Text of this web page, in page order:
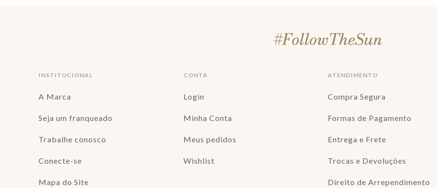
INSTITUCIONAL
A Marca
Seja um franqueado
Trabalhe conosco
Conecte-se
Mapa do Site
CONTA
Login
Minha Conta
Meus pedidos
Wishlist
ATENDIMENTO
Compra Segura
Formas de Pagamento
Entrega e Frete
Trocas e Devoluções
Direito de Arrependimento